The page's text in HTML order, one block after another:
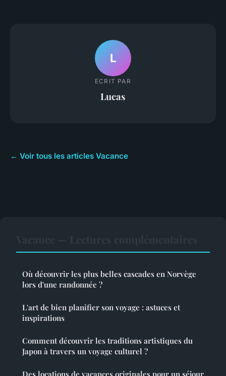
L
ECRIT PAR
Lucas
← Voir tous les articles Vacance
Où découvrir les plus belles cascades en Norvège
lors d'une randonnée ?
L'art de bien planifier son voyage : astuces et
inspirations
Comment découvrir les traditions artistiques du
Japon à travers un voyage culturel ?